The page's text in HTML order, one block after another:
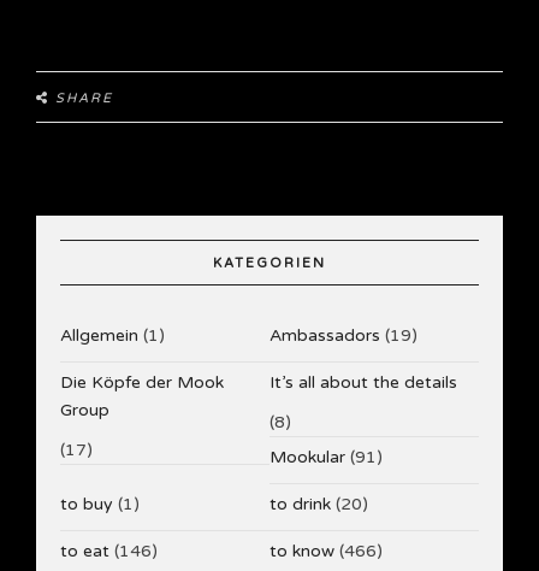
SHARE
KATEGORIEN
Allgemein (1) Ambassadors (19)
Die Köpfe der Mook
Group
(17)
It’s all about the details
(8)
Mookular (91)
to buy (1) to drink (20)
to eat (146) to know (466)